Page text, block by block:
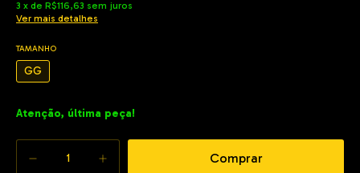
3 x de R$116,63 sem juros
Ver mais detalhes
TAMANHO
GG
Atenção, última peça!